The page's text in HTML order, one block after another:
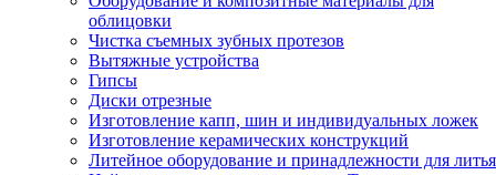
облицовки
Чистка съемных зубных протезов
Вытяжные устройства
Гипсы
Диски отрезные
Изготовление капп, шин и индивидуальных ложек
Изготовление керамических конструкций
Литейное оборудование и принадлежности для литья